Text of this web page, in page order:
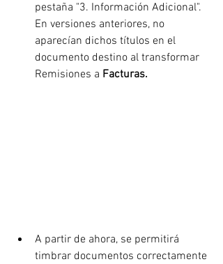
pestaña "3. Información Adicional".
En versiones anteriores, no
aparecían dichos títulos en el
documento destino al transformar
Remisiones a Facturas.
A partir de ahora, se permitirá
timbrar documentos correctamente